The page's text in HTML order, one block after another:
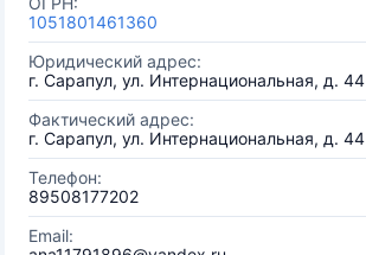
1051801461360
Юридический адрес:
г. Сарапул, ул. Интернациональная, д. 44
Фактический адрес:
г. Сарапул, ул. Интернациональная, д. 44
Телефон:
89508177202
Email: